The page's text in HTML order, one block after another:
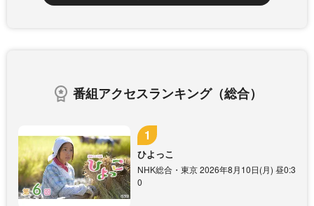
番組アクセスランキング（総合）
ひよっこ
NHK総合・東京 2026年8月10日(月) 昼0:3
0